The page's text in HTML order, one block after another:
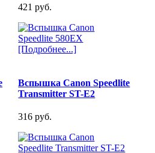
421 pуб.
[Подробнее...]
Вспышка Canon Speedlite
Transmitter ST-E2
316 pуб.